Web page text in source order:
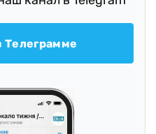
Телеграмме